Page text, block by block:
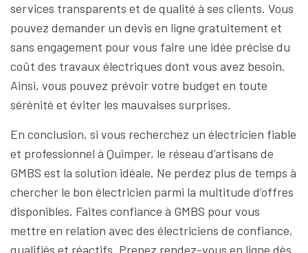
services transparents et de qualité à ses clients. Vous
pouvez demander un devis en ligne gratuitement et
sans engagement pour vous faire une idée précise du
coût des travaux électriques dont vous avez besoin.
Ainsi, vous pouvez prévoir votre budget en toute
sérénité et éviter les mauvaises surprises.
En conclusion, si vous recherchez un électricien fiable
et professionnel à Quimper, le réseau d’artisans de
GMBS est la solution idéale. Ne perdez plus de temps à
chercher le bon électricien parmi la multitude d’offres
disponibles. Faites confiance à GMBS pour vous
mettre en relation avec des électriciens de confiance,
qualifiés et réactifs. Prenez rendez-vous en ligne dès